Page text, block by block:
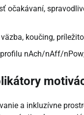
očakávaní,
koučing,
nAch/nAff/
a inkluzívne